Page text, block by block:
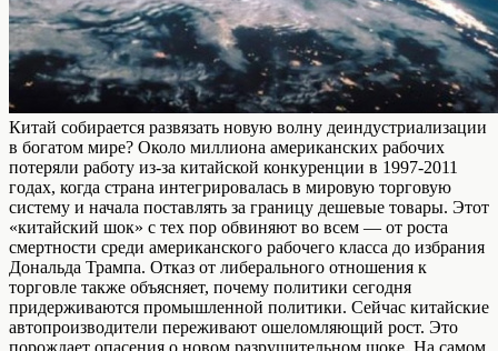
Китай собирается развязать новую волну деиндустриализации
в богатом мире? Около миллиона американских рабочих
потеряли работу из-за китайской конкуренции в 1997-2011
годах, когда страна интегрировалась в мировую торговую
систему и начала поставлять за границу дешевые товары. Этот
«китайский шок» с тех пор обвиняют во всем — от роста
смертности среди американского рабочего класса до избрания
Дональда Трампа. Отказ от либерального отношения к
торговле также объясняет, почему политики сегодня
придерживаются промышленной политики. Сейчас китайские
автопроизводители переживают ошеломляющий рост. Это
порождает опасения о новом разрушительном шоке. На самом